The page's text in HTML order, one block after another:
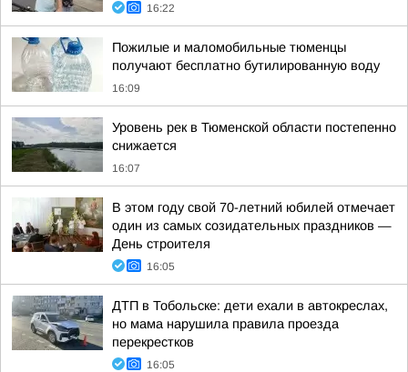
16:22
Пожилые и маломобильные тюменцы
получают бесплатно бутилированную воду
16:09
Уровень рек в Тюменской области постепенно
снижается
16:07
В этом году свой 70-летний юбилей отмечает
один из самых созидательных праздников —
День строителя
16:05
ДТП в Тобольске: дети ехали в автокреслах,
но мама нарушила правила проезда
перекрестков
16:05